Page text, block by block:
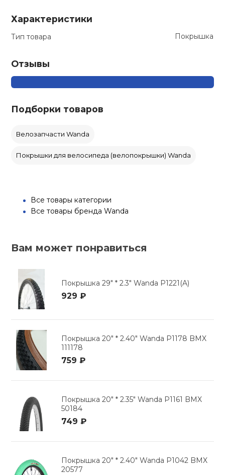
Характеристики
Тип товара Покрышка
Отзывы
Подборки товаров
Велозапчасти Wanda
Покрышки для велосипеда (велопокрышки) Wanda
Все товары категории
Все товары бренда Wanda
Вам может понравиться
Покрышка 29" * 2.3" Wanda P1221(A)
929 ₽
Покрышка 20" * 2.40" Wanda P1178 BMX
111178
759 ₽
Покрышка 20" * 2.35" Wanda P1161 BMX
50184
749 ₽
Покрышка 20" * 2.40" Wanda P1042 BMX
20577